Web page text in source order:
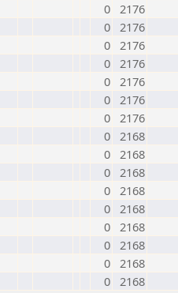
0 2176
0 2176
0 2176
0 2176
0 2176
0 2176
0 2176
0 2168
0 2168
0 2168
0 2168
0 2168
0 2168
0 2168
0 2168
0 2168